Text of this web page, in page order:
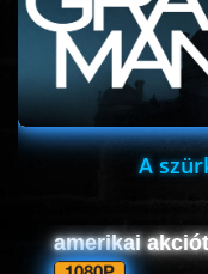
ROMANTIKUS
HÁBORÚS
KATASZTRÓFA
CSALÁDI
A
amerikai